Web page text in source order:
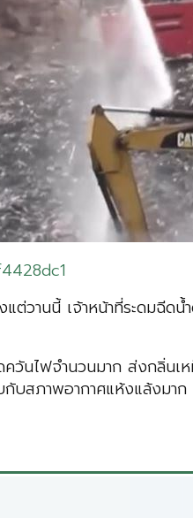
นนี้ เจ้าหน้าที่ระดมฉีดน้ำ
ไฟจำนวนมาก ส่งกลิ่นเห
สภาพอากาศแห้งแล้งมา